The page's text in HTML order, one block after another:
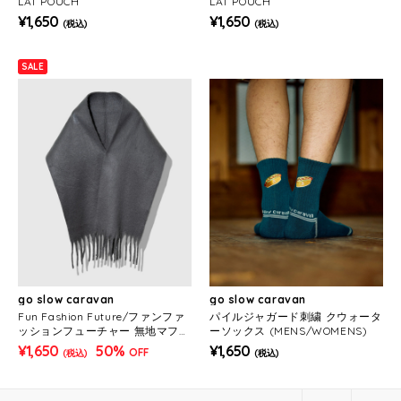
¥1,650 (税込) ¥1,650 (税込)
SALE
go slow caravan
Fun Fashion Future/ファンファ
ッションフューチャー 無地マフラ
ー
¥1,650 (税込) 50% OFF
go slow caravan
パイルジャガード刺繍 クウォータ
ーソックス (MENS/WOMENS)
¥1,650 (税込)